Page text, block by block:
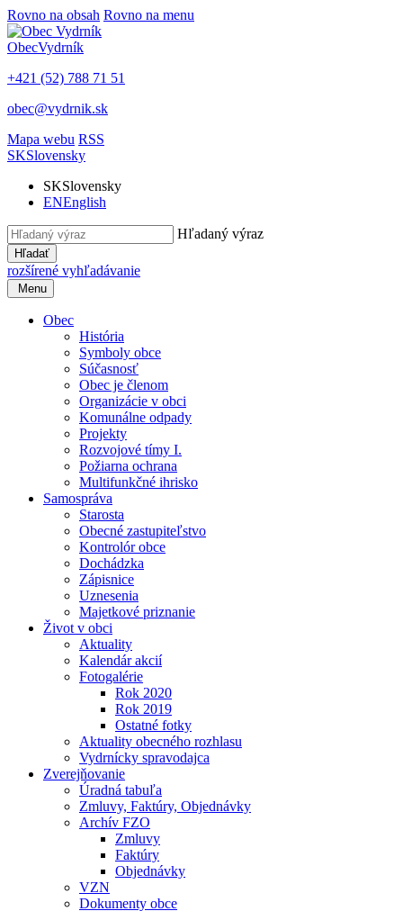
Rovno na obsah Rovno na menu
ObecVydrník
+421 (52) 788 71 51
obec@vydrnik.sk
Mapa webu RSS
SKSlovensky
SKSlovensky
ENEnglish
Hľadaný výraz
Hľadať
rozšírené vyhľadávanie
Menu
Obec
História
Symboly obce
Súčasnosť
Obec je členom
Organizácie v obci
Komunálne odpady
Projekty
Rozvojové tímy I.
Požiarna ochrana
Multifunkčné ihrisko
Samospráva
Starosta
Obecné zastupiteľstvo
Kontrolór obce
Dochádzka
Zápisnice
Uznesenia
Majetkové priznanie
Život v obci
Aktuality
Kalendár akcií
Fotogalérie
Rok 2020
Rok 2019
Ostatné fotky
Aktuality obecného rozhlasu
Vydrnícky spravodajca
Zverejňovanie
Úradná tabuľa
Zmluvy, Faktúry, Objednávky
Archív FZO
Zmluvy
Faktúry
Objednávky
VZN
Dokumenty obce